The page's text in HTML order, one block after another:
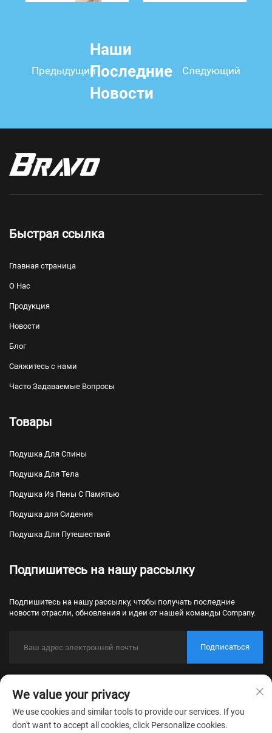
Предыдущий
Наши
Последние
Новости
Следующий
Быстрая ссылка
Главная страница
О Нас
Продукция
Новости
Блог
Свяжитесь с нами
Часто Задаваемые Вопросы
Товары
Подушка Для Спины
Подушка Для Тела
Подушка Из Пены С Памятью
Подушка для Сидения
Подушка Для Путешествий
Подпишитесь на нашу рассылку
Подпишитесь на нашу рассылку, чтобы получать последние
новости отрасли, обновления и идеи от нашей команды Company.
Подписаться
Все права защищены.
Политика конфиденциальности
We value your privacy
We use cookies and similar tools to provide our services. If you
don't want to accept all cookies, click Personalize cookies.